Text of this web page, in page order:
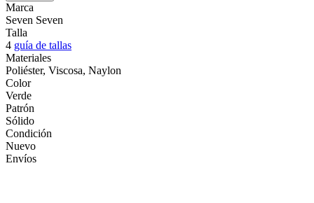
Marca
Seven Seven
Talla
4 guía de tallas
Materiales
Poliéster, Viscosa, Naylon
Color
Verde
Patrón
Sólido
Condición
Nuevo
Envíos